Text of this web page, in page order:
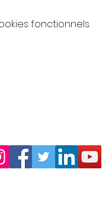
fonctionnels.